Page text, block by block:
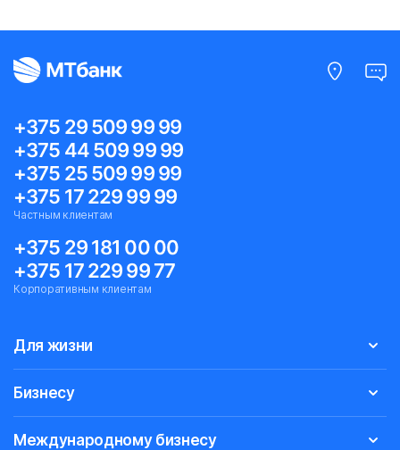
+375 29 509 99 99
+375 44 509 99 99
+375 25 509 99 99
+375 17 229 99 99
Частным клиентам
+375 29 181 00 00
+375 17 229 99 77
Корпоративным клиентам
Для жизни
Бизнесу
Международному бизнесу